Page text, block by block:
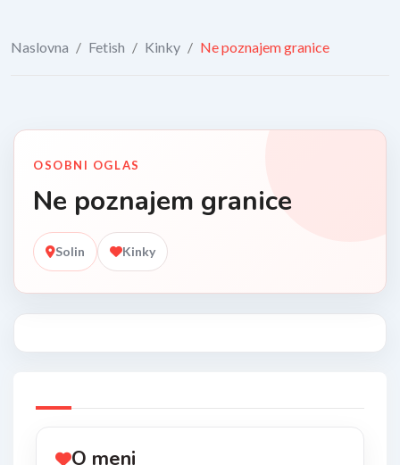
Naslovna / Fetish / Kinky / Ne poznajem granice
OSOBNI OGLAS
Ne poznajem granice
Solin Kinky
O meni